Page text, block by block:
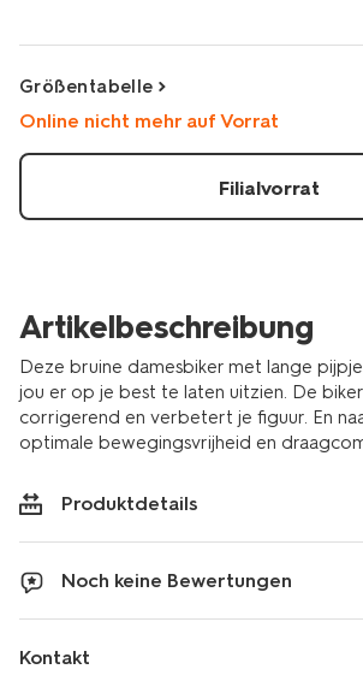
control-
-
second-
Größentabelle
Online nicht mehr auf Vorrat
Filialvorrat
Artikelbeschreibung
Deze bruine damesbiker met lange
jou er op je best te laten uitzien. De
corrigerend en verbetert je figuur. En
optimale bewegingsvrijheid en
Produktdetails
Noch keine Bewertungen
Kontakt